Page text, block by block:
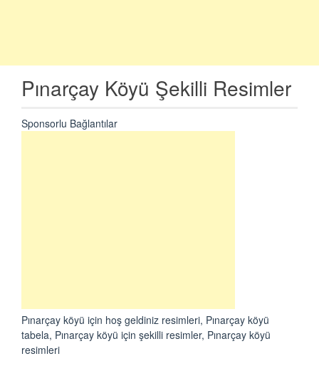
Pınarçay Köyü Şekilli Resimler
Sponsorlu Bağlantılar
Pınarçay köyü için hoş geldiniz resimleri, Pınarçay köyü
tabela, Pınarçay köyü için şekilli resimler, Pınarçay köyü
resimleri